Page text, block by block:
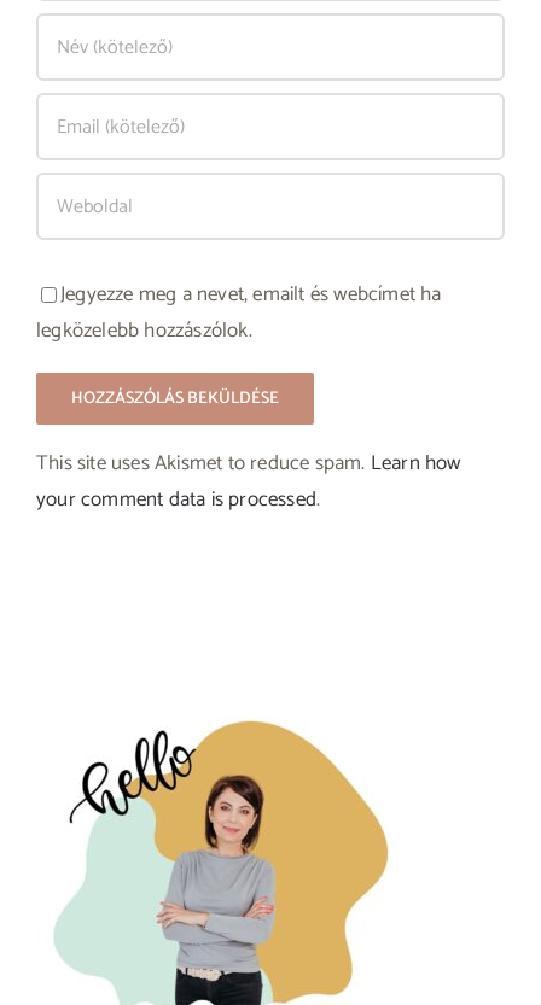
Jegyezze meg a nevet, emailt és webcímet ha
legközelebb hozzászólok.
This site uses Akismet to reduce spam. Learn how
your comment data is processed.